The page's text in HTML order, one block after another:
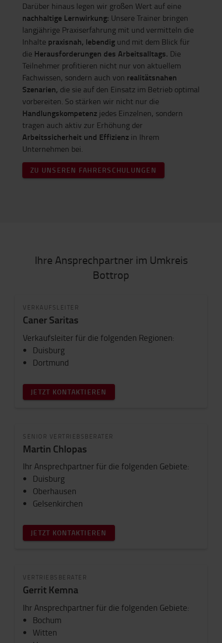
Darüber hinaus legen wir großen Wert auf eine
nachhaltige Lernwirkung: Unsere Trainer bringen
langjährige Praxiserfahrung mit und vermitteln die
Inhalte praxisnah, lebendig und mit dem Blick für
die Herausforderungen des Arbeitsalltags. Die
Teilnehmer profitieren nicht nur von aktuellem
Fachwissen, sondern auch von realitätsnahen
Szenarien, die sie auf den Einsatz im Betrieb optimal
vorbereiten. So stärken wir nicht nur die
Handlungskompetenz jedes Einzelnen, sondern
tragen auch aktiv zur Erhöhung der
Arbeitssicherheit und Effizienz in Ihrem
Unternehmen bei.
ZU UNSEREN FAHRERSCHULUNGEN
Ihre Ansprechpartner im Umkreis
Bottrop
VERKAUFSLEITER
Caner Saritas
Verkaufsleiter für die folgenden Regionen:
Duisburg
Dortmund
JETZT KONTAKTIEREN
SENIOR VERTRIEBSBERATER
Martin Chlopas
Ihr Ansprechpartner für die folgenden Gebiete:
Duisburg
Oberhausen
Gelsenkirchen
JETZT KONTAKTIEREN
VERTRIEBSBERATER
Gerrit Kemna
Ihr Ansprechpartner für die folgenden Gebiete:
Bochum
Witten